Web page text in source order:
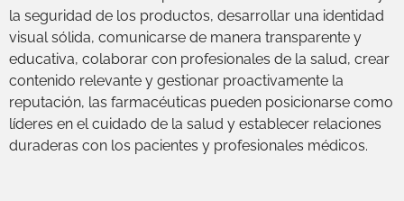
la seguridad de los productos, desarrollar una identidad
visual sólida, comunicarse de manera transparente y
educativa, colaborar con profesionales de la salud, crear
contenido relevante y gestionar proactivamente la
reputación, las farmacéuticas pueden posicionarse como
líderes en el cuidado de la salud y establecer relaciones
duraderas con los pacientes y profesionales médicos.